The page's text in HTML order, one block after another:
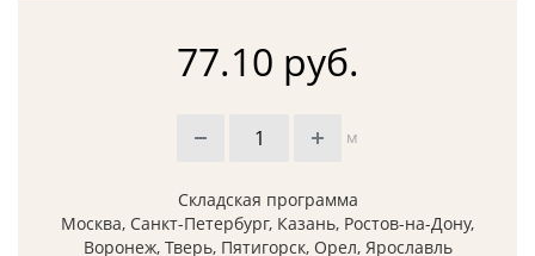
77.10 руб.
м
Складская программа
Москва, Санкт-Петербург, Казань, Ростов-на-Дону,
Воронеж, Тверь, Пятигорск, Орел, Ярославль